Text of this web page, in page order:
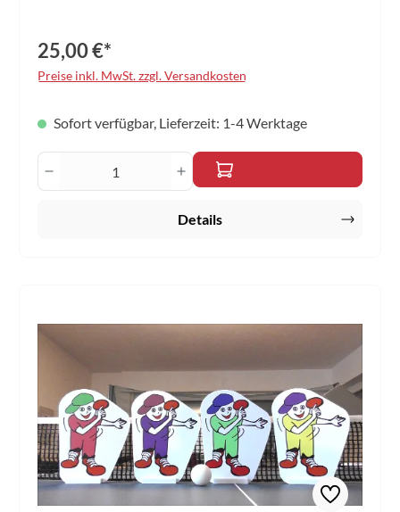
25,00 €*
Preise inkl. MwSt. zzgl. Versandkosten
Sofort verfügbar, Lieferzeit: 1-4 Werktage
Produkt Anzahl: Gib den gewünschten
Details